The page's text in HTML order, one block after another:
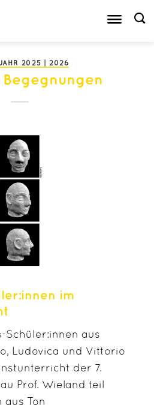
2025 | 2026
im
Schüler:innen aus
Ludovica und Vittorio
der 7.
Prof. Wieland teil
Ton